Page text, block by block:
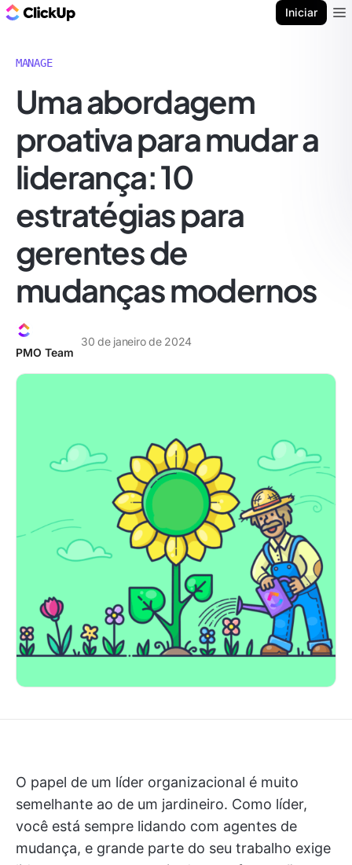
Iniciar
MANAGE
Uma abordagem
proativa para mudar a
liderança: 10
estratégias para
gerentes de
mudanças modernos
PMO Team
30 de janeiro de 2024
O papel de um líder organizacional é muito
semelhante ao de um jardineiro. Como líder,
você está sempre lidando com agentes de
mudança, e grande parte do seu trabalho exige